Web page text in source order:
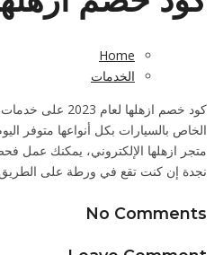
والشراء
من
على